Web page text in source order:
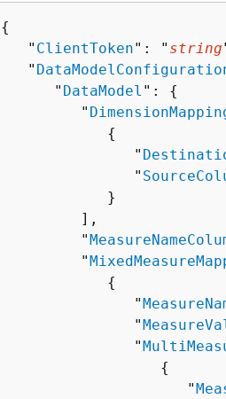
{
   "
ClientToken": " string
   "
      "
DataModel ": {
         "
{
               "
               "
            }
         ],
         "
         "
{
               "
               "
               "
{
                     "